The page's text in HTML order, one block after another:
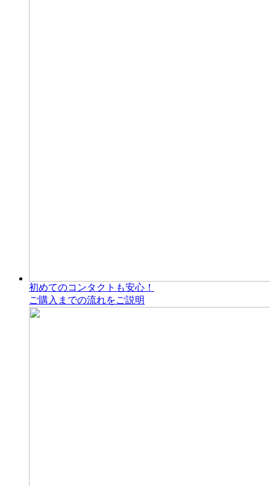
初めてのコンタクトも安心！
ご購入までの流れをご説明